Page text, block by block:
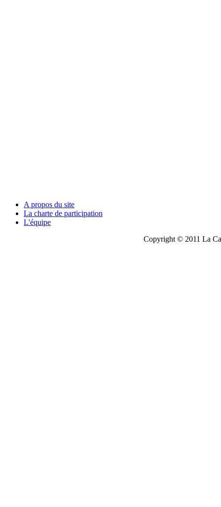
A propos du site
La charte de participation
L'équipe
Copyright © 2011 La